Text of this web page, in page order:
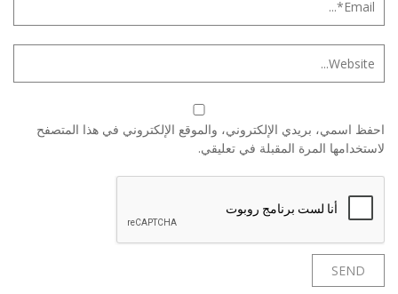
احفظ اسمي، بريدي الإلكتروني، والموقع الإلكتروني في هذا المتصفح
لاستخدامها المرة المقبلة في تعليقي.